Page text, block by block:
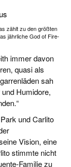
zählt zu den größten
jährliche God of Fire-
immer davon
quasi als
sah
Humidore,
und Carlito
Vision, eine
stimmte nicht
Familie zu